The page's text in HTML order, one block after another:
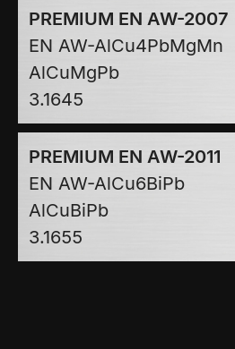
PREMIUM EN AW-2007
EN AW-AlCu4PbMgMn
AlCuMgPb
3.1645
PREMIUM EN AW-2011
EN AW-AlCu6BiPb
AlCuBiPb
3.1655